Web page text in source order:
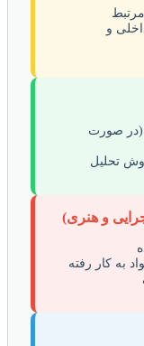
و
(در صورت
تحلیل
و هنری)
به کار رفته